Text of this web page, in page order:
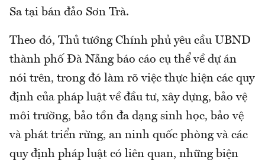
Sa tại bán đảo Sơn Trà.
Theo đó, Thủ tướng Chính phủ yêu cầu UBND
thành phố Đà Nẵng báo cáo cụ thể về dự án
nói trên, trong đó làm rõ việc thực hiện các quy
định của pháp luật về đầu tư, xây dựng, bảo vệ
môi trường, bảo tồn đa dạng sinh học, bảo vệ
và phát triển rừng, an ninh quốc phòng và các
quy định pháp luật có liên quan, những biện